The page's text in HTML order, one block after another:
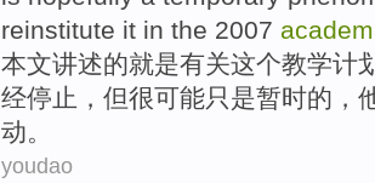
reinstitute it in the 2007
本文讲述的就是有关这个教学计
经停止 ，但很可能只是暂时的，
动。
youdao